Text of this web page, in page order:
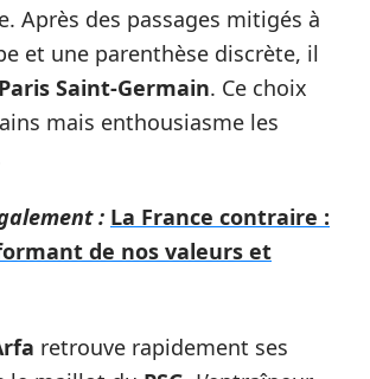
Après des passages mitigés à
et une parenthèse discrète, il
Paris Saint-Germain. Ce choix
mais enthousiasme les
: La France contraire :
de nos valeurs et
retrouve rapidement ses